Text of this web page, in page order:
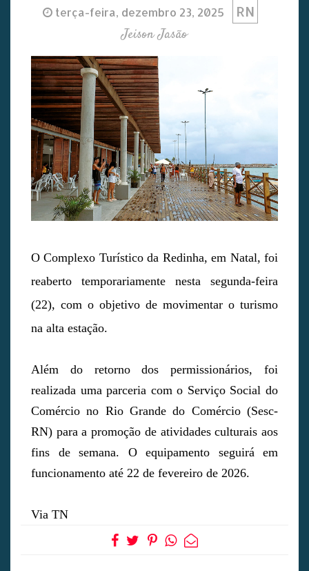
terça-feira, dezembro 23, 2025 RN
Jeison Jasão
O Complexo Turístico da Redinha, em Natal, foi
reaberto temporariamente nesta segunda-feira
(22), com o objetivo de movimentar o turismo
na alta estação.
Além do retorno dos permissionários, foi
realizada uma parceria com o Serviço Social do
Comércio no Rio Grande do Comércio (Sesc-
RN) para a promoção de atividades culturais aos
fins de semana. O equipamento seguirá em
funcionamento até 22 de fevereiro de 2026.
Via TN